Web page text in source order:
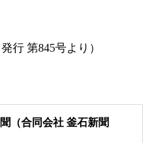
行 第845号より）
（合同会社 釜石新聞